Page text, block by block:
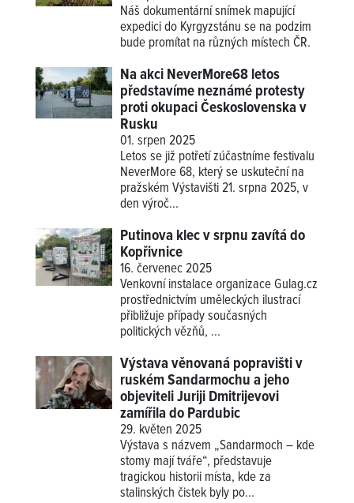
Náš dokumentární snímek mapující
expedici do Kyrgyzstánu se na podzim
bude promítat na různých místech ČR.
Na akci NeverMore68 letos
představíme neznámé protesty
proti okupaci Československa v
Rusku
01. srpen 2025
Letos se již potřetí zúčastníme festivalu
NeverMore 68, který se uskuteční na
pražském Výstavišti 21. srpna 2025, v
den výroč...
Putinova klec v srpnu zavítá do
Kopřivnice
16. červenec 2025
Venkovní instalace organizace Gulag.cz
prostřednictvím uměleckých ilustrací
přibližuje případy současných
politických vězňů, ...
Výstava věnovaná popravišti v
ruském Sandarmochu a jeho
objeviteli Juriji Dmitrijevovi
zamířila do Pardubic
29. květen 2025
Výstava s názvem „Sandarmoch – kde
stomy mají tváře“, představuje
tragickou historii místa, kde za
stalinských čistek byly po...